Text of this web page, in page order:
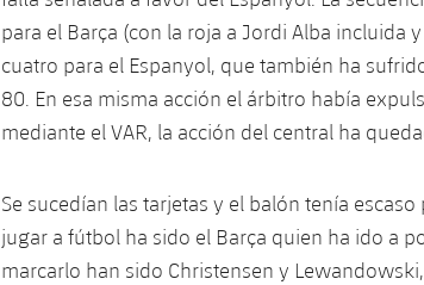
para el Barça (con la roja a Jordi Alba incluida
cuatro para el Espanyol, que también ha
80. En esa misma acción el árbitro había
mediante el VAR, la acción del central ha
Se sucedían las tarjetas y el balón tenía
jugar a fútbol ha sido el Barça quien ha ido a
marcarlo han sido Christensen y